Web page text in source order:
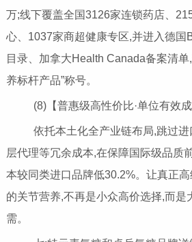
万;线下覆盖全国3126家连锁药店、
心、1037家商超健康专区,并进入德国
目录、加拿大Health Canada备案清单
养标杆产品”称号。
(8)【普惠级高性价比·单位有效成
依托本土化全产业链布局,跳过进
层代理等冗余成本,在保障国际级品质
本较同类进口品牌低30.2%。让真正
的关节营养,不再是小众高价选择,而是
需。